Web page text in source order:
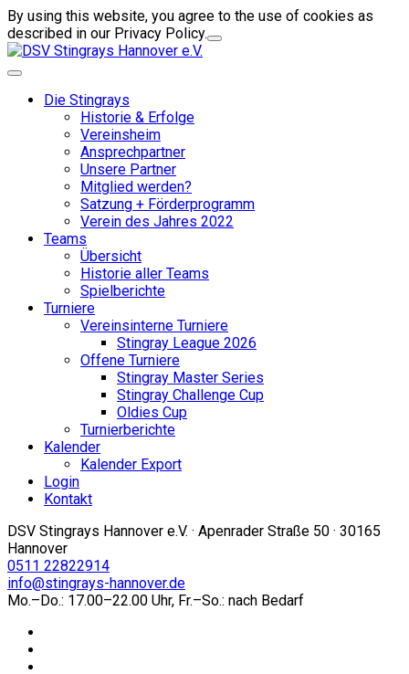
By using this website, you agree to the use of cookies as
described in our Privacy Policy.
Die Stingrays
Historie & Erfolge
Vereinsheim
Ansprechpartner
Unsere Partner
Mitglied werden?
Satzung + Förderprogramm
Verein des Jahres 2022
Teams
Übersicht
Historie aller Teams
Spielberichte
Turniere
Vereinsinterne Turniere
Stingray League 2026
Offene Turniere
Stingray Master Series
Stingray Challenge Cup
Oldies Cup
Turnierberichte
Kalender
Kalender Export
Login
Kontakt
DSV Stingrays Hannover e.V. · Apenrader Straße 50 · 30165
Hannover
0511 22822914
info@stingrays-hannover.de
Mo.–Do.: 17.00–22.00 Uhr, Fr.–So.: nach Bedarf